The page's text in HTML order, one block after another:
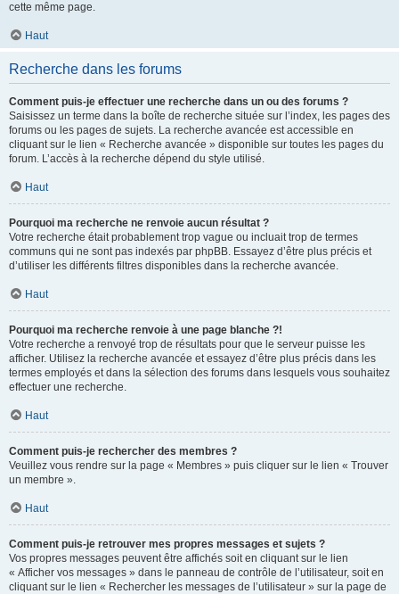
cette même page.
Haut
Recherche dans les forums
Comment puis-je effectuer une recherche dans un ou des forums ?
Saisissez un terme dans la boîte de recherche située sur l’index, les pages des
forums ou les pages de sujets. La recherche avancée est accessible en
cliquant sur le lien « Recherche avancée » disponible sur toutes les pages du
forum. L’accès à la recherche dépend du style utilisé.
Haut
Pourquoi ma recherche ne renvoie aucun résultat ?
Votre recherche était probablement trop vague ou incluait trop de termes
communs qui ne sont pas indexés par phpBB. Essayez d’être plus précis et
d’utiliser les différents filtres disponibles dans la recherche avancée.
Haut
Pourquoi ma recherche renvoie à une page blanche ?!
Votre recherche a renvoyé trop de résultats pour que le serveur puisse les
afficher. Utilisez la recherche avancée et essayez d’être plus précis dans les
termes employés et dans la sélection des forums dans lesquels vous souhaitez
effectuer une recherche.
Haut
Comment puis-je rechercher des membres ?
Veuillez vous rendre sur la page « Membres » puis cliquer sur le lien « Trouver
un membre ».
Haut
Comment puis-je retrouver mes propres messages et sujets ?
Vos propres messages peuvent être affichés soit en cliquant sur le lien
« Afficher vos messages » dans le panneau de contrôle de l’utilisateur, soit en
cliquant sur le lien « Rechercher les messages de l’utilisateur » sur la page de